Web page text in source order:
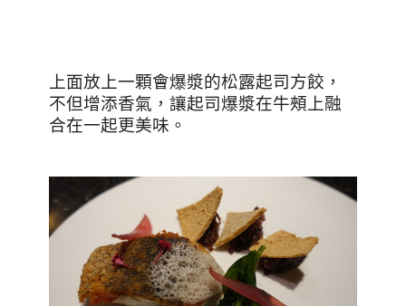
上面放上一顆會爆漿的松露起司方餃，
不但增添香氣，讓起司爆漿在牛頰上融
合在一起更美味。